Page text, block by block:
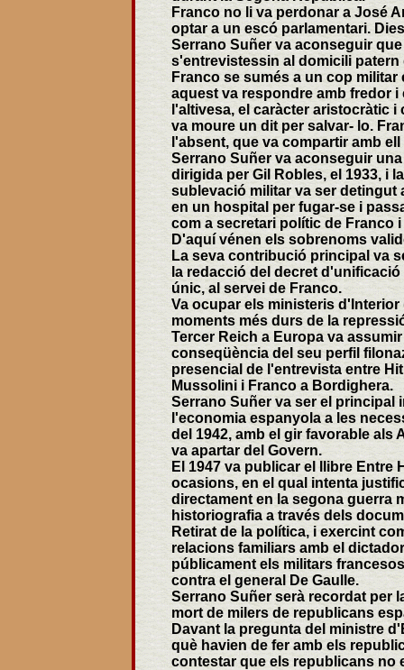
Franco no li va perdonar a José
optar a un escó parlamentari.
Serrano Suñer va aconseguir
s'entrevistessin al domicili
Franco se sumés a un cop
aquest va respondre amb fredor
l'altivesa, el caràcter aristocràtic i
va moure un dit per salvar- lo.
l'absent, que va compartir amb
Serrano Suñer va aconseguir
dirigida per Gil Robles, el 1933, i
sublevació militar va ser detingut
en un hospital per fugar-se i
com a secretari polític de Franco
D'aquí vénen els sobrenoms
La seva contribució principal va
la redacció del decret
únic, al servei de Franco.
Va ocupar els ministeris d'Interior
moments més durs de la
Tercer Reich a Europa va
conseqüència del seu perfil
presencial de l'entrevista entre
Mussolini i Franco a Bordighera.
Serrano Suñer va ser el principal
l'economia espanyola a les
del 1942, amb el gir favorable als
va apartar del Govern.
El 1947 va publicar el llibre Entre
ocasions, en el qual intenta
directament en la segona guerra
historiografia a través dels
Retirat de la política, i exercint
relacions familiars amb el
públicament els militars
contra el general De Gaulle.
Serrano Suñer serà recordat per
mort de milers de republicans
Davant la pregunta del ministre
què havien de fer amb els
contestar que els republicans no